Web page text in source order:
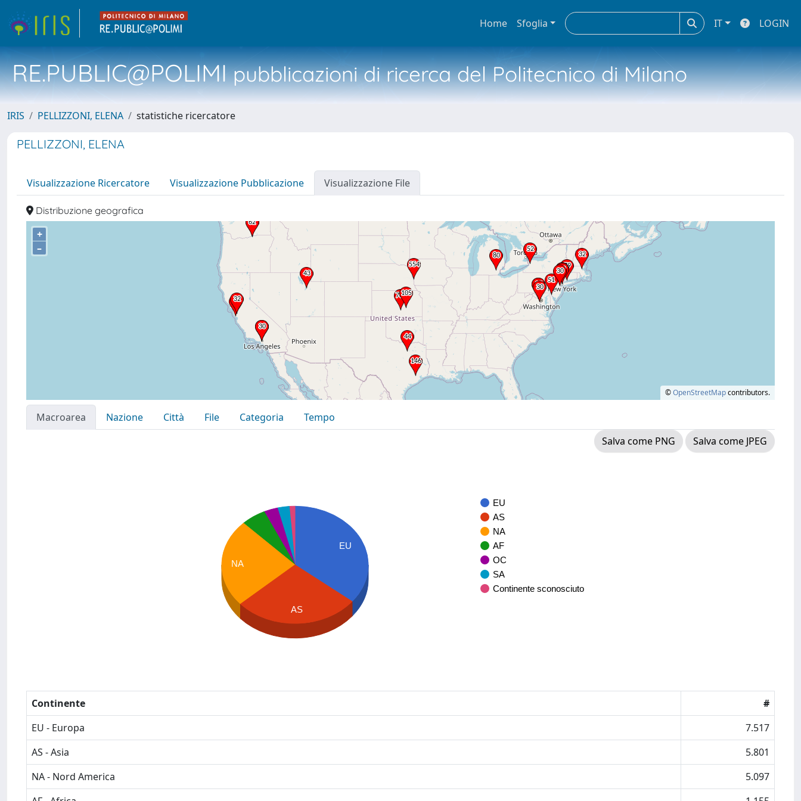
Home Sfoglia IT LOGIN
RE.PUBLIC@POLIMIpubblicazioni di ricerca del Politecnico di Milano
IRIS PELLIZZONI, ELENA statistiche ricercatore
PELLIZZONI, ELENA
Visualizzazione Ricercatore Visualizzazione Pubblicazione Visualizzazione File
Distribuzione geografica
+
–
©OpenStreetMapcontributors.
Macroarea Nazione Città File Categoria
Tempo
Salva come PNG
Salva come JPEG
EU
AS
NA
AF
OC
SA
Continente sconosciuto
EU
NA
AS
Continente
#
EU - Europa
7.517
AS - Asia
5.801
NA - Nord America
5.097